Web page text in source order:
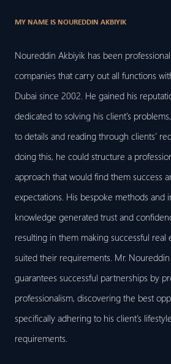
MY NAME IS NOUREDDIN AKBIYIK
Noureddin Akbiyik has been
companies that carry out all functions
Dubai since 2002. He gained his
dedicated to solving his client’s
to details and reading through clients’
doing this, he could structure a
approach that would find them success
expectations. His bespoke methods and
knowledge generated trust and
resulting in them making successful real
suited their requirements. Mr.
guarantees successful partnerships by
professionalism, discovering the best
specifically adhering to his client’s
requirements.